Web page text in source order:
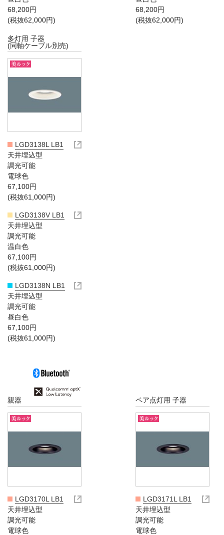
68,200円
(税抜62,000円)
68,200円
(税抜62,000円)
多灯用 子器
(同軸ケーブル別売)
LGD3138L LB1
天井埋込型
調光可能
電球色
67,100円
(税抜61,000円)
LGD3138V LB1
天井埋込型
調光可能
温白色
67,100円
(税抜61,000円)
LGD3138N LB1
天井埋込型
調光可能
昼白色
67,100円
(税抜61,000円)
親器
LGD3170L LB1
天井埋込型
調光可能
電球色
ペア点灯用 子器
LGD3171L LB1
天井埋込型
調光可能
電球色